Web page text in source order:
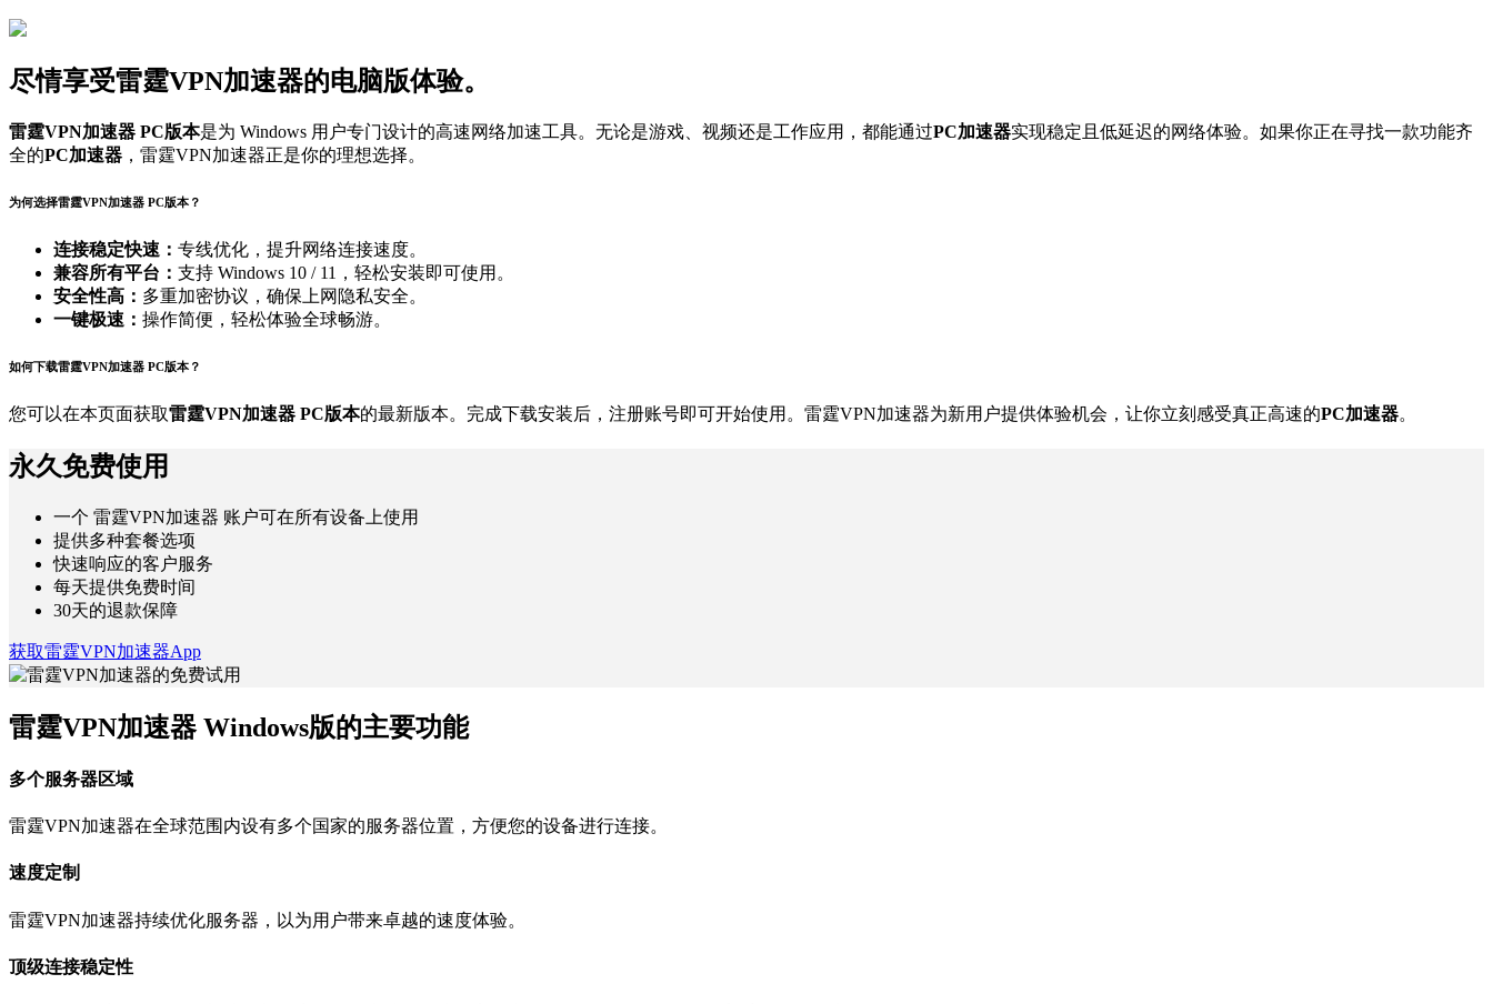
尽情享受雷霆VPN加速器的电脑版体验。
雷霆VPN加速器 PC版本是为 Windows 用户专门设计的高速网络加速工具。无论是游戏、视频还是工作应用，都能通过PC加速器实现稳定且低延迟的网络体验。如果你正在寻找一款功能齐
全的PC加速器 ，雷霆VPN加速器正是你的理想选择。
为何选择雷霆VPN加速器 PC版本？
连接稳定快速： 专线优化，提升网络连接速度。
兼容所有平台： 支持 Windows 10 / 11，轻松安装即可使用。
安全性高： 多重加密协议，确保上网隐私安全。
一键极速： 操作简便，轻松体验全球畅游。
如何下载雷霆VPN加速器 PC版本？
您可以在本页面获取雷霆VPN加速器 PC版本的最新版本。完成下载安装后，注册账号即可开始使用。雷霆VPN加速器为新用户提供体验机会，让你立刻感受真正高速的PC加速器。
永久免费使用
一个 雷霆VPN加速器 账户可在所有设备上使用
提供多种套餐选项
快速响应的客户服务
每天提供免费时间
30天的退款保障
获取雷霆VPN加速器App
雷霆VPN加速器 Windows版的主要功能
多个服务器区域
雷霆VPN加速器在全球范围内设有多个国家的服务器位置，方便您的设备进行连接。
速度定制
雷霆VPN加速器持续优化服务器，以为用户带来卓越的速度体验。
顶级连接稳定性